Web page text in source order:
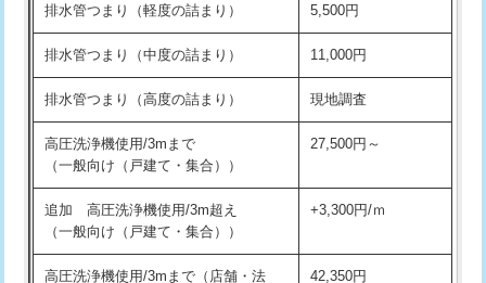
※給水管工事は20mmまでの価格です。
持込商品取付（浄水器・分岐水栓） 16,500円
給水管工事※（ホール加工) 16,500円
給水管工事※（バンド止め) 3,300円
給水管工事※（支持金具設置)
給水管工事※（保温材使用（バンド止
め込み）)
5,500円
給水管工事※（土の掘削・埋め戻し作
11,000円
排水管つまり（軽度の詰まり） 5,500円
排水管つまり（中度の詰まり） 11,000円
排水管つまり（高度の詰まり） 現地調査
高圧洗浄機使用/3mまで
（一般向け（戸建て・集合））
27,500円～
追加 高圧洗浄機使用/3m超え
（一般向け（戸建て・集合））
+3,300円/ｍ
高圧洗浄機使用/3mまで（店舗・法
42,350円